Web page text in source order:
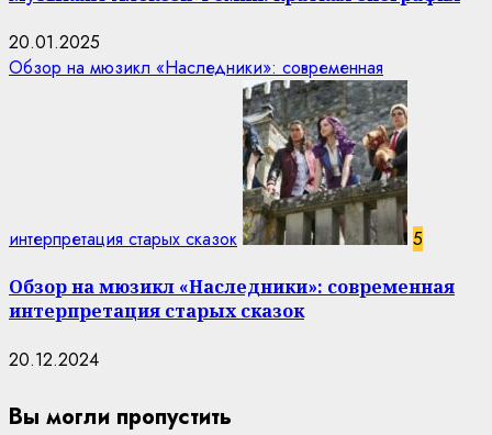
20.01.2025
Обзор на мюзикл «Наследники»: современная
интерпретация старых сказок 5
Обзор на мюзикл «Наследники»: современная
интерпретация старых сказок
20.12.2024
Вы могли пропустить